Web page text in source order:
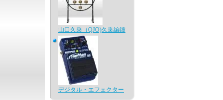
山口久乗（QJO)久乗編鐘
デジタル・エフェクター